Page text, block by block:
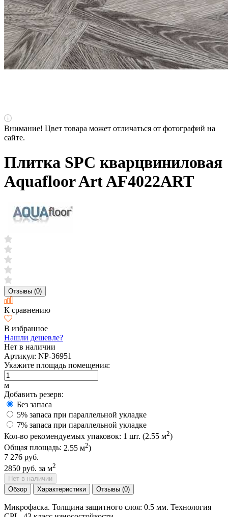
Внимание! Цвет товара может отличаться от фотографий на
сайте.
Плитка SPC кварцвиниловая
Aquafloor Art AF4022ART
Отзывы (0)
К сравнению
В избранное
Нашли дешевле?
Нет в наличии
Артикул: NP-36951
Укажите площадь помещения:
м
Добавить резерв:
Без запаса
5% запаса при параллельной укладке
7% запаса при параллельной укладке
Кол-во рекомендуемых упаковок: 1 шт. (2.55 м2)
Общая площадь: 2.55 м2)
7 276 руб.
2850 руб. за м2
Нет в наличии
Обзор
Характеристики Отзывы (0)
Микрофаска. Толщина защитного слоя: 0.5 мм. Технология